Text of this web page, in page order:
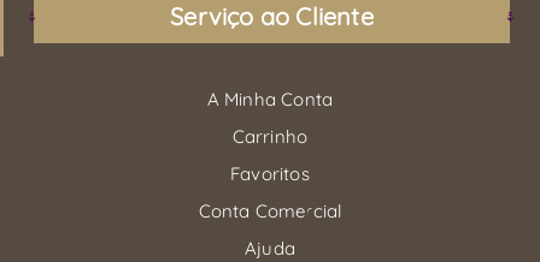
Serviço ao Cliente
A Minha Conta
Carrinho
Favoritos
Conta Comercial
Ajuda